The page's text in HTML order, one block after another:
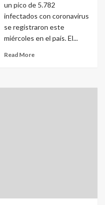
un pico de 5.782
infectados con coronavirus
se registraron este
miércoles en el país. El...
Read More